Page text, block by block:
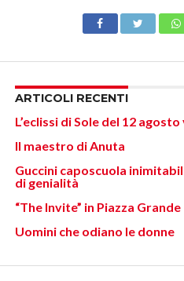
ARTICOLI RECENTI
L’eclissi di Sole del 12
Il maestro di Anuta
Guccini caposcuola
di genialità
“The Invite” in Piazza Grande
Uomini che odiano le donne